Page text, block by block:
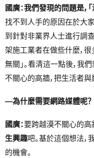
國廣：我們發現的問題是，
找不到人手的原因在於大家
到針對非業界人士進行調
架施工業者在做些什麼，
無關」。看清這一點後，我
不關心的高牆，把生活者與
―為什麼需要網路媒體呢？
國廣：要跨越漠不關心的高
生興趣吧。基於這個想法
的機會。